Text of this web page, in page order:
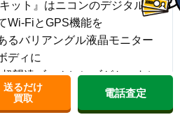
ット』はニコンのデジタル一
Wi-FiとGPS機能を
るバリアングル液晶モニター
ディに
望遠ズームレンズがセットに
送るだけ
買取
電話査定